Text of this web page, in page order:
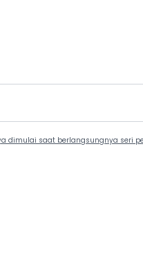
dimulai saat berlangsungnya